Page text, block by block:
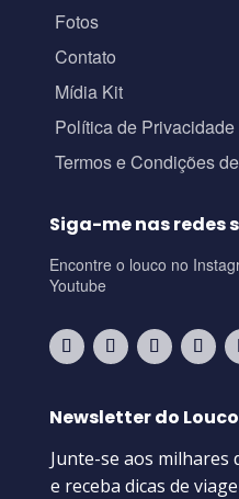
Fotos
Contato
Mídia Kit
Política de Privacidade
Termos e Condições
Siga-me nas redes
Encontre o louco no
Youtube
Newsletter do Louco